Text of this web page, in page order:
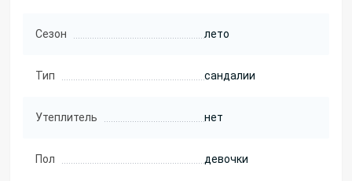
Сезон лето
Тип сандалии
Утеплитель нет
Пол девочки